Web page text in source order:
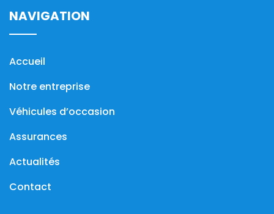
NAVIGATION
Accueil
Notre entreprise
Véhicules d’occasion
Assurances
Actualités
Contact